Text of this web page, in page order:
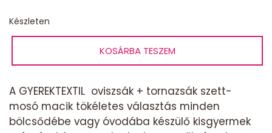
price
was:
5.490 Ft.
price
is:
4.390 Ft.
Készleten
+
tornazsák
szett-
mosómacik
KOSÁRBA TESZEM
A GYEREKTEXTIL oviszsák + tornazsák szett-
mosó macik tökéletes választás minden
bölcsődébe vagy óvodába készülő kisgyermek